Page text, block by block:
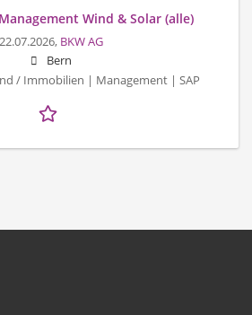
Wind & Solar (alle)
22.07.2026, BKW AG
Bern
/ Immobilien | Management | SAP